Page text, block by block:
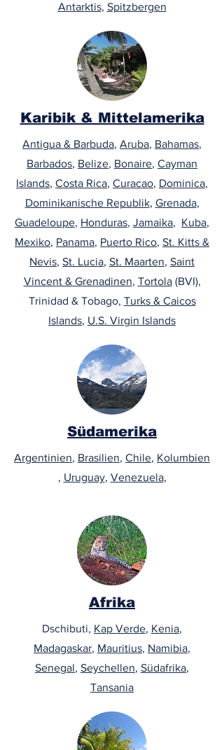
Antarktis, Spitzbergen
Karibik & Mittelamerika
Antigua & Barbuda, Aruba, Bahamas,
Barbados, Belize, Bonaire, Cayman
Islands, Costa Rica, Curacao, Dominica,
Dominikanische Republik, Grenada,
Guadeloupe, Honduras, Jamaika, Kuba,
Mexiko, Panama, Puerto Rico, St. Kitts &
Nevis, St. Lucia, St. Maarten, Saint
Vincent & Grenadinen, Tortola(BVI),
Trinidad & Tobago, Turks & Caicos
Islands, U.S. Virgin Islands
Südamerika
Argentinien, Brasilien, Chile, Kolumbien
, Uruguay, Venezuela,
Afrika
Dschibuti, Kap Verde, Kenia,
Madagaskar, Mauritius, Namibia,
Senegal, Seychellen, Südafrika,
Tansania